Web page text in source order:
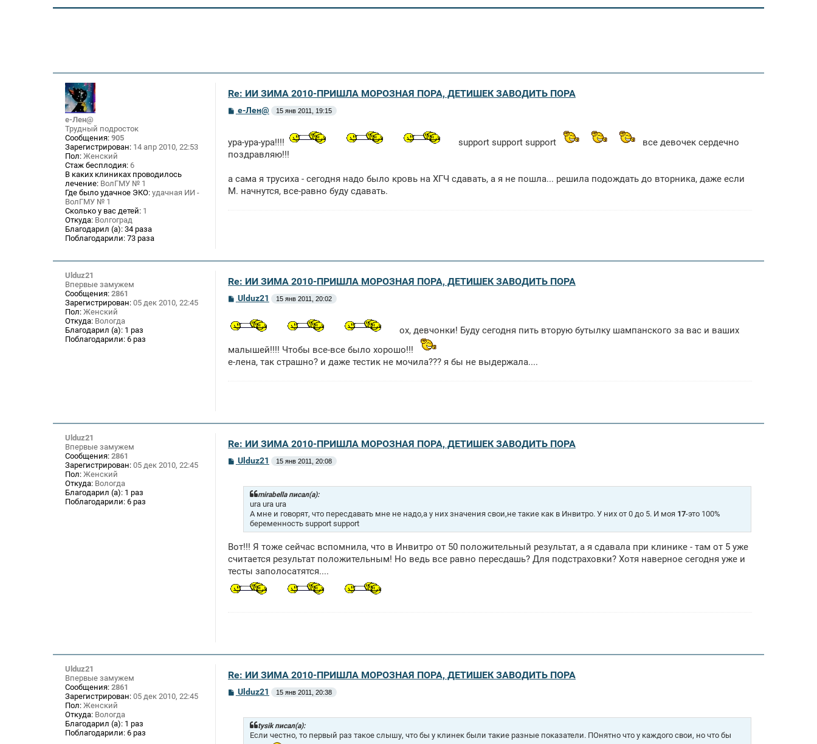
е-Лен@
Трудный подросток
Сообщения: 905
Зарегистрирован: 14 апр 2010, 22:53
Пол: Женский
Стаж бесплодия: 6
В каких клиниках проводилось
лечение: ВолГМУ № 1
Где было удачное ЭКО: удачная ИИ -
ВолГМУ № 1
Сколько у вас детей: 1
Откуда: Волгоград
Благодарил (а): 34 раза
Поблагодарили: 73 раза
Re: ИИ ЗИМА 2010-ПРИШЛА МОРОЗНАЯ ПОРА, ДЕТИШЕК ЗАВОДИТЬ ПОРА
С
щ
е
н
е
е-Лен@ 15 янв 2011, 19:15
ура-ура-ура!!!! support support support
все девочек сердечно
поздравляю!!!
а сама я трусиха - сегодня надо было кровь на ХГЧ сдавать, а я не пошла... решила подождать до вторника, даже если
М. начнутся, все-равно буду сдавать.
Ulduz21
Впервые замужем
Сообщения: 2861
Зарегистрирован: 05 дек 2010, 22:45
Пол: Женский
Откуда: Вологда
Благодарил (а): 1 раз
Поблагодарили: 6 раз
Re: ИИ ЗИМА 2010-ПРИШЛА МОРОЗНАЯ ПОРА, ДЕТИШЕК ЗАВОДИТЬ ПОРА
С
б
щ
н
е
Ulduz21 15 янв 2011, 20:02
ох, девчонки! Буду сегодня пить вторую бутылку шампанского за вас и ваших
малышей!!!! Чтобы все-все было хорошо!!!
е-лена, так страшно? и даже тестик не мочила??? я бы не выдержала....
Ulduz21
Впервые замужем
Сообщения: 2861
Зарегистрирован: 05 дек 2010, 22:45
Пол: Женский
Откуда: Вологда
Благодарил (а): 1 раз
Поблагодарили: 6 раз
Re: ИИ ЗИМА 2010-ПРИШЛА МОРОЗНАЯ ПОРА, ДЕТИШЕК ЗАВОДИТЬ ПОРА
СUlduz21 15 янв 2011, 20:08
mirabella писал(а):
ura ura ura
А мне и говорят, что пересдавать мне не надо,а у них значения свои,не такие как в Инвитро. У них от 0 до 5. И моя 17-это 100%
беременность support support
Вот!!! Я тоже сейчас вспомнила, что в Инвитро от 50 положительный результат, а я сдавала при клинике - там от 5 уже
считается результат положительным! Но ведь все равно пересдашь? Для подстраховки? Хотя наверное сегодня уже и
тесты заполосатятся....
Ulduz21
Впервые замужем
Сообщения: 2861
Зарегистрирован: 05 дек 2010, 22:45
Пол: Женский
Откуда: Вологда
Благодарил (а): 1 раз
Поблагодарили: 6 раз
Re: ИИ ЗИМА 2010-ПРИШЛА МОРОЗНАЯ ПОРА, ДЕТИШЕК ЗАВОДИТЬ ПОРА
СUlduz21 15 янв 2011, 20:38
tysik писал(а):
Если честно, то первый раз такое слышу, что бы у клинек были такие разные показатели. ПОнятно что у каждого свои, но что бы